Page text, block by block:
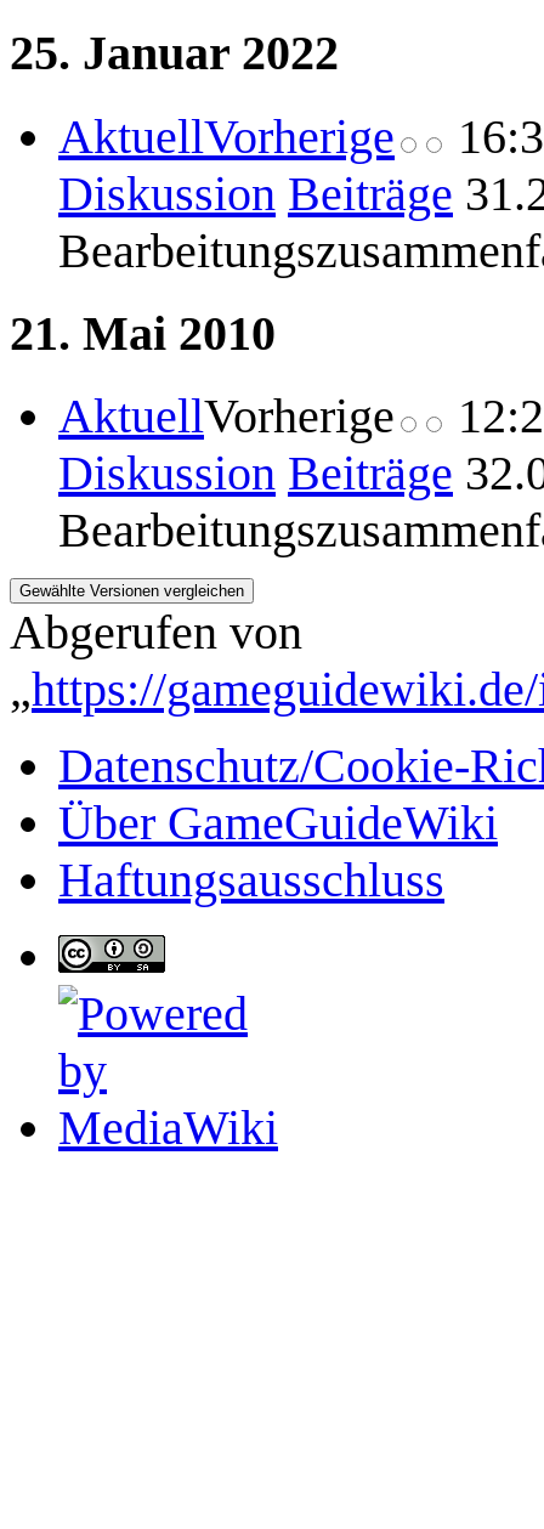
25. Januar 2022
AktuellVorherige
Diskussion Beiträge
21. Mai 2010
AktuellVorherige
Diskussion Beiträge
Abgerufen von
„https://
Datenschutz/Cookie-
Über GameGuideWiki
Haftungsausschluss